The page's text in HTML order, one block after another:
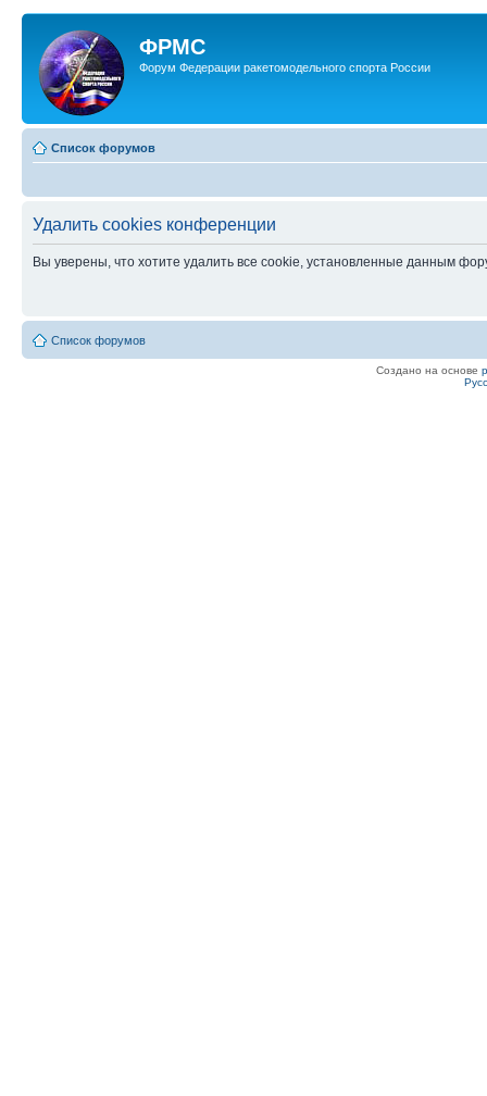
ФРМС
Форум Федерации ракетомодельного спорта России
Список форумов
Удалить cookies конференции
Вы уверены, что хотите удалить все cookie, установленные данным
Список форумов
Создано на основе